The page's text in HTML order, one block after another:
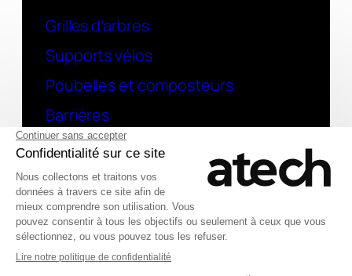
Grilles d’arbres
Supports vélos
Poubelles et composteurs
Barrières
contact
Une question ? contactez-nous
© 2026 Atech SAS